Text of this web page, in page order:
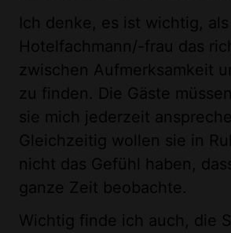
Ich denke, es ist wichtig, als
Hotelfachmann/-frau das
zwischen Aufmerksamkeit
zu finden. Die Gäste
sie mich jederzeit
Gleichzeitig wollen sie in
nicht das Gefühl haben,
ganze Zeit beobachte.
Wichtig finde ich auch, die